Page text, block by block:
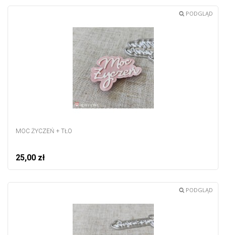
PODGLĄD
MOC ŻYCZEŃ + TŁO
25,00 zł
PODGLĄD